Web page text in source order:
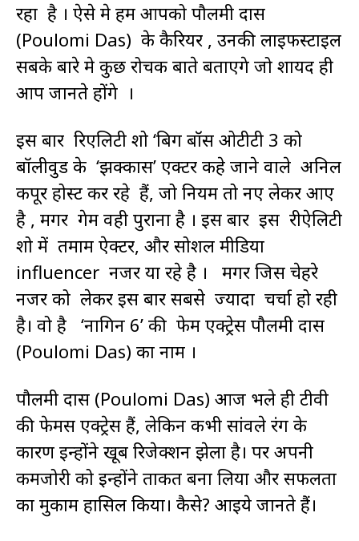
रहा है । ऐसे मे हम आपको पौलमी दास
(Poulomi Das) के कैरियर , उनकी लाइफस्टाइल
सबके बारे मे कुछ रोचक बाते बताएंगे जो शायद ही
आप जानते होंगे ।
इस बार रिएलिटी शो ‘बिग बॉस ओटीटी 3 को
बॉलीवुड के ‘झक्कास’ एक्टर कहे जाने वाले अनिल
कपूर होस्ट कर रहे हैं, जो नियम तो नए लेकर आएं
है , मगर गेम वही पुराना है । इस बार इस रीऐलिटी
शो में तमाम ऐक्टर, और सोशल मीडिया
influencer नजर या रहे है । मगर जिस चेहरे
नजर को लेकर इस बार सबसे ज्यादा चर्चा हो रही
है। वो है ‘नागिन 6’ की फेम एक्ट्रेस पौलमी दास
(Poulomi Das) का नाम ।
पौलमी दास (Poulomi Das) आज भले ही टीवी
की फेमस एक्ट्रेस हैं, लेकिन कभी सांवले रंग के
कारण इन्होंने खूब रिजेक्शन झेला है। पर अपनी
कमजोरी को इन्होंने ताकत बना लिया और सफलता
का मुकाम हासिल किया। कैसे? आइये जानते हैं।